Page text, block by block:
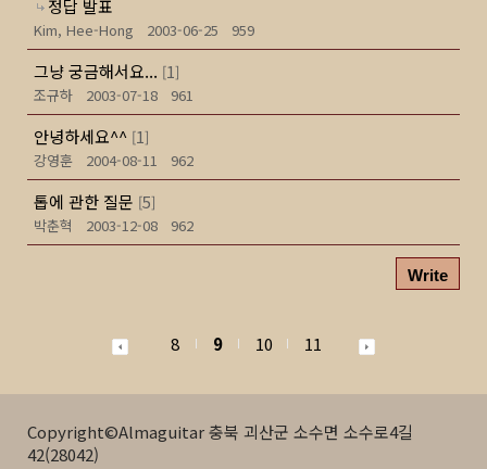
정답 발표
Kim, Hee-Hong 2003-06-25 959
그냥 궁금해서요... [1]
조규하
2003-07-18 961
안녕하세요^^ [1]
강영훈
2004-08-11 962
톱에 관한 질문 [5]
박춘혁
2003-12-08 962
Write
8 9 10 11
Copyright©Almaguitar 충북 괴산군 소수면 소수로4길
42(28042)